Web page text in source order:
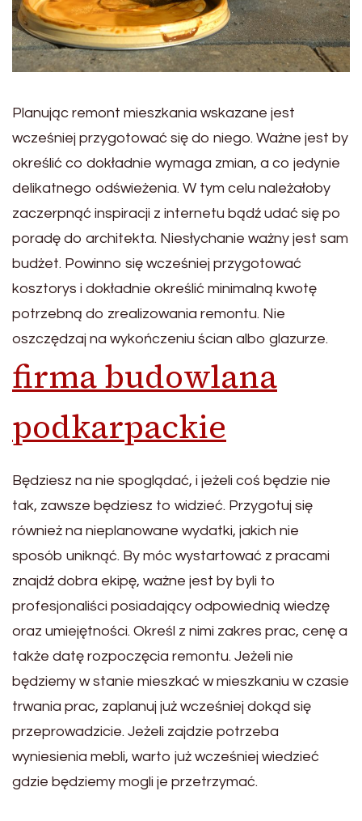
Planując remont mieszkania wskazane jest
wcześniej przygotować się do niego. Ważne jest by
określić co dokładnie wymaga zmian, a co jedynie
delikatnego odświeżenia. W tym celu należałoby
zaczerpnąć inspiracji z internetu bądź udać się po
poradę do architekta. Niesłychanie ważny jest sam
budżet. Powinno się wcześniej przygotować
kosztorys i dokładnie określić minimalną kwotę
potrzebną do zrealizowania remontu. Nie
oszczędzaj na wykończeniu ścian albo glazurze.
firma budowlana
podkarpackie
Będziesz na nie spoglądać, i jeżeli coś będzie nie
tak, zawsze będziesz to widzieć. Przygotuj się
również na nieplanowane wydatki, jakich nie
sposób uniknąć. By móc wystartować z pracami
znajdź dobra ekipę, ważne jest by byli to
profesjonaliści posiadający odpowiednią wiedzę
oraz umiejętności. Określ z nimi zakres prac, cenę a
także datę rozpoczęcia remontu. Jeżeli nie
będziemy w stanie mieszkać w mieszkaniu w czasie
trwania prac, zaplanuj już wcześniej dokąd się
przeprowadzicie. Jeżeli zajdzie potrzeba
wyniesienia mebli, warto już wcześniej wiedzieć
gdzie będziemy mogli je przetrzymać.